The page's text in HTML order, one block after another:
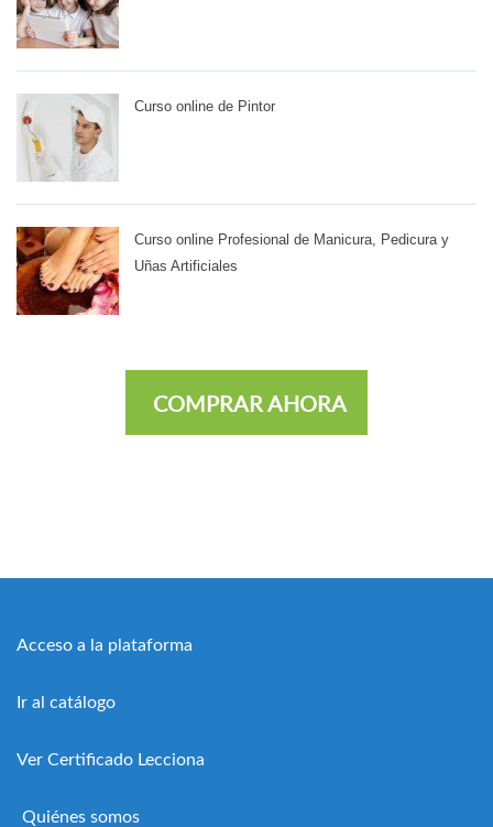
Curso online de Pintor
Curso online Profesional de Manicura, Pedicura y
Uñas Artificiales
COMPRAR AHORA
Acceso a la plataforma
Ir al catálogo
Ver Certificado Lecciona
Quiénes somos